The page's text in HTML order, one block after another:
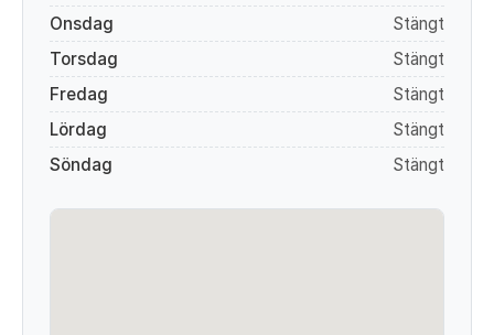
Onsdag
Stängt
Torsdag
Stängt
Fredag
Stängt
Lördag
Stängt
Söndag
Stängt